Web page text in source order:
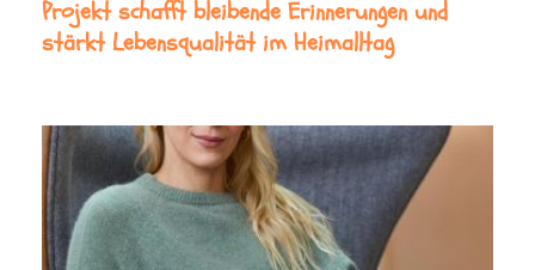
Projekt schafft bleibende Erinnerungen und
stärkt Lebensqualität im Heimalltag